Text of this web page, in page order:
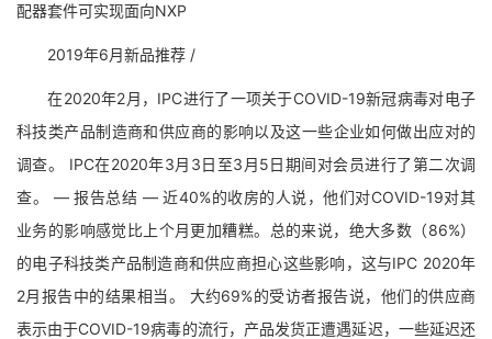
配器套件可实现面向NXP
2019年6月新品推荐 /
在2020年2月，IPC进行了一项关于COVID-19新冠病毒对电子
科技类产品制造商和供应商的影响以及这一些企业如何做出应对的
调查。 IPC在2020年3月3日至3月5日期间对会员进行了第二次调
查。 — 报告总结 — 近40%的收房的人说，他们对COVID-19对其
业务的影响感觉比上个月更加糟糕。总的来说，绝大多数（86%）
的电子科技类产品制造商和供应商担心这些影响，这与IPC 2020年
2月报告中的结果相当。 大约69%的受访者报告说，他们的供应商
表示由于COVID-19病毒的流行，产品发货正遭遇延迟，一些延迟还